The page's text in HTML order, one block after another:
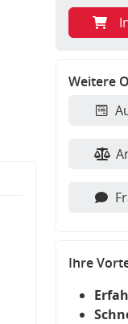
Weitere
Ihre